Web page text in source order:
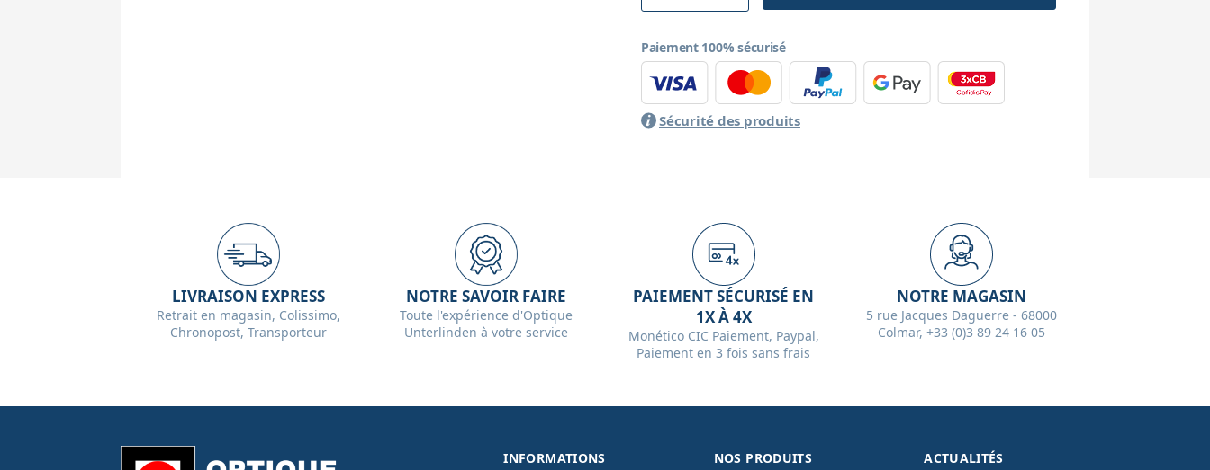
Paiement 100% sécurisé
Sécurité des produits
LIVRAISON EXPRESS
Retrait en magasin, Colissimo,
Chronopost, Transporteur
NOTRE SAVOIR FAIRE
Toute l'expérience d'Optique
Unterlinden à votre service
PAIEMENT SÉCURISÉ EN
1X À 4X
Monético CIC Paiement, Paypal,
Paiement en 3 fois sans frais
NOTRE MAGASIN
5 rue Jacques Daguerre - 68000
Colmar, +33 (0)3 89 24 16 05
INFORMATIONS NOS PRODUITS ACTUALITÉS